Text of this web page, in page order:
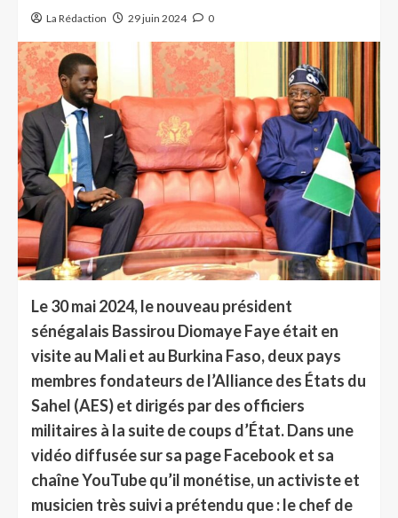
La Rédaction 29 juin 2024 0
Le 30 mai 2024, le nouveau président
sénégalais Bassirou Diomaye Faye était en
visite au Mali et au Burkina Faso, deux pays
membres fondateurs de l’Alliance des États du
Sahel (AES) et dirigés par des officiers
militaires à la suite de coups d’État. Dans une
vidéo diffusée sur sa page Facebook et sa
chaîne YouTube qu’il monétise, un activiste et
musicien très suivi a prétendu que : le chef de